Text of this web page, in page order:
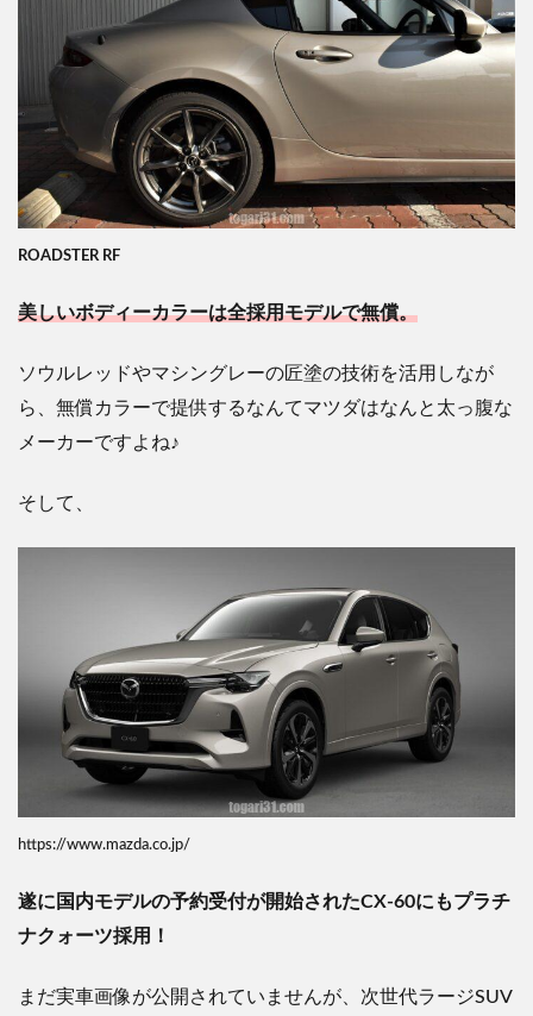
ROADSTER RF
美しいボディーカラーは全採用モデルで無償。
ソウルレッドやマシングレーの匠塗の技術を活用しなが
ら、無償カラーで提供するなんてマツダはなんと太っ腹な
メーカーですよ ね♪
そして、
https://www.mazda.co.jp/
遂に国内モデルの予約受付が開始されたCX-60にもプラチ
ナクォーツ採用！
まだ実車画像が公開されていませんが、次世代ラージSUV